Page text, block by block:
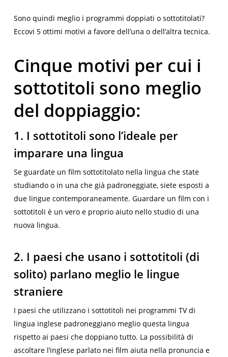
Sono quindi meglio i programmi doppiati o sottotitolati?
Eccovi 5 ottimi motivi a favore dell’una o dell’altra tecnica.
Cinque motivi per cui i
sottotitoli sono meglio
del doppiaggio:
1. I sottotitoli sono l’ideale per
imparare una lingua
Se guardate un film sottotitolato nella lingua che state
studiando o in una che già padroneggiate, siete esposti a
due lingue contemporaneamente. Guardare un film con i
sottotitoli è un vero e proprio aiuto nello studio di una
nuova lingua.
2. I paesi che usano i sottotitoli (di
solito) parlano meglio le lingue
straniere
I paesi che utilizzano i sottotitoli nei programmi TV di
lingua inglese padroneggiano meglio questa lingua
rispetto ai paesi che doppiano tutto. La possibilità di
ascoltare l’inglese parlato nei film aiuta nella pronuncia e